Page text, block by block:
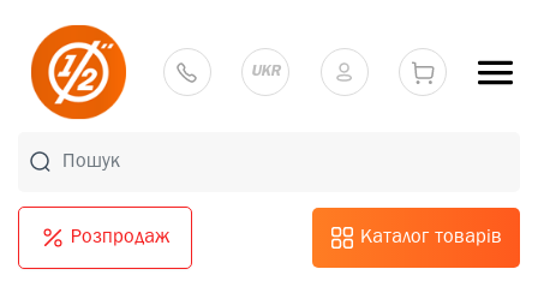
Розпродаж Каталог товарів
UKR